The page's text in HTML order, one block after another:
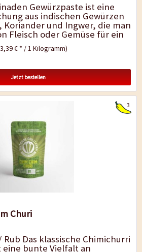
Gewürzpaste ist eine
aus indischen Gewürzen
und Ingwer, die man
Fleisch oder Gemüse für ein
€ * / 1 Kilogramm)
Jetzt bestellen
3
Churi
Das klassische Chimichurri
eine bunte Vielfalt an